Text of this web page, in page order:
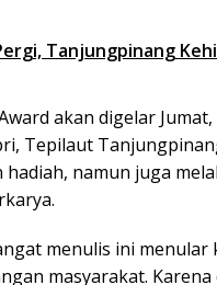
Tanjungpinang
akan digelar
Tepilaut
hadiah, namun juga
menulis ini
masyarakat.